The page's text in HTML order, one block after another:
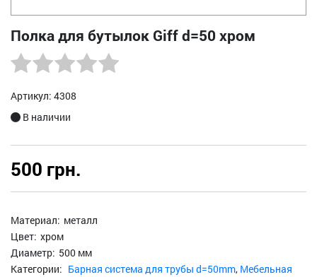
Полка для бутылок Giff d=50 хром
Артикул: 4308
В наличии
500 грн.
Материал: металл
Цвет: хром
Диаметр: 500 мм
Категории: Барная система для трубы d=50mm, Мебельная